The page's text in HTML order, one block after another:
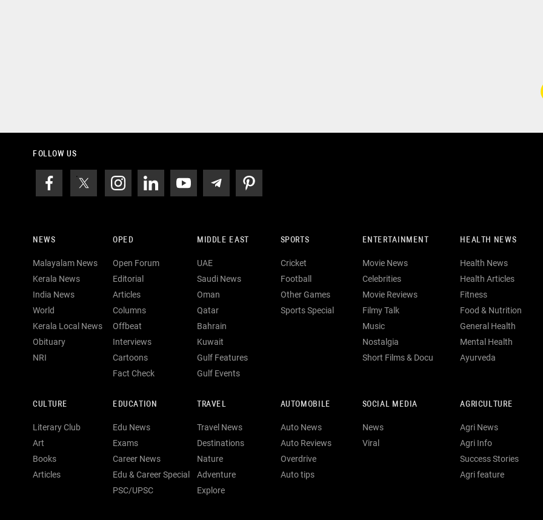
FOLLOW US
NEWS
Malayalam News
Kerala News
India News
World
Kerala Local News
Obituary
NRI
OPED
Open Forum
Editorial
Articles
Columns
Offbeat
Interviews
Cartoons
Fact Check
MIDDLE EAST
UAE
Saudi News
Oman
Qatar
Bahrain
Kuwait
Gulf Features
Gulf Events
SPORTS
Cricket
Football
Other Games
Sports Special
ENTERTAINMENT
Movie News
Celebrities
Movie Reviews
Filmy Talk
Music
Nostalgia
Short Films & Docu
HEALTH NEWS
Health News
Health Articles
Fitness
Food & Nutrition
General Health
Mental Health
Ayurveda
CULTURE
Literary Club
Art
Books
Articles
EDUCATION
Edu News
Exams
Career News
Edu & Career Special
PSC/UPSC
TRAVEL
Travel News
Destinations
Nature
Adventure
Explore
AUTOMOBILE
Auto News
Auto Reviews
Overdrive
Auto tips
SOCIAL MEDIA
News
Viral
AGRICULTURE
Agri News
Agri Info
Success Stories
Agri feature